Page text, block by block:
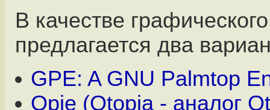
В качестве
предлагается два
GPE: A GNU Palmtop
Opie (Qtopia - аналог